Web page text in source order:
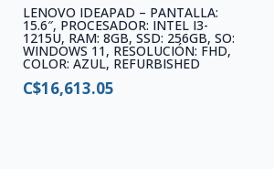
LENOVO IDEAPAD – PANTALLA:
15.6″, PROCESADOR: INTEL I3-
1215U, RAM: 8GB, SSD: 256GB, SO:
WINDOWS 11, RESOLUCIÓN: FHD,
COLOR: AZUL, REFURBISHED
C$16,613.05